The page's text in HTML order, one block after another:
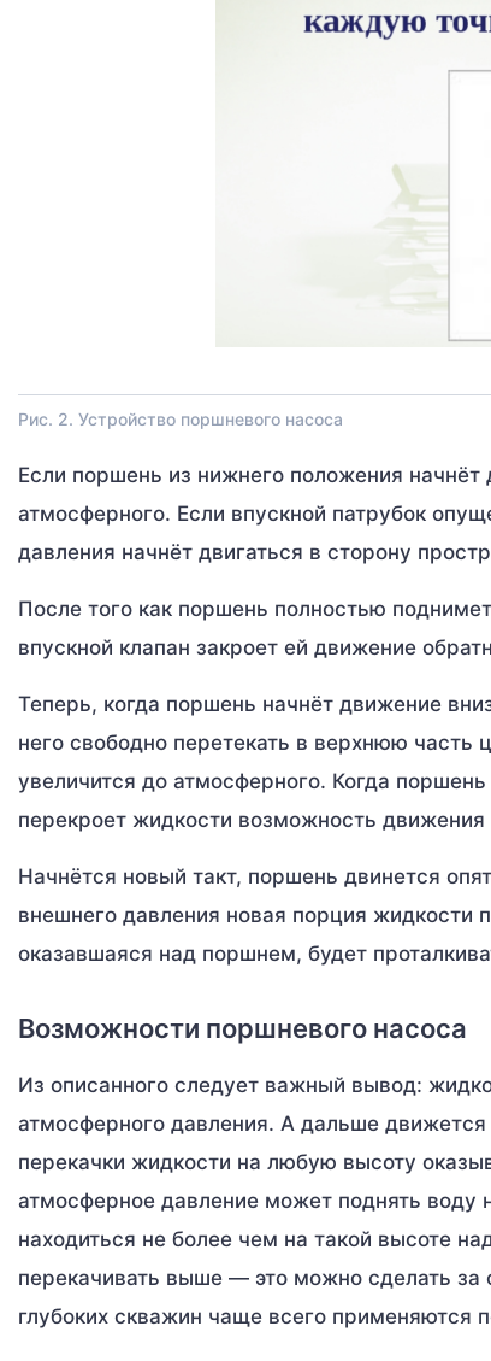
Рис. 2. Устройство поршневого насоса
Если поршень из нижнего положения
атмосферного. Если впускной патрубок
давления начнёт двигаться в сторону
После того как поршень полностью
впускной клапан закроет ей движение
Теперь, когда поршень начнёт движение
него свободно перетекать в верхнюю
увеличится до атмосферного. Когда
перекроет жидкости возможность
Начнётся новый такт, поршень двинется
внешнего давления новая порция жидкости
оказавшаяся над поршнем, будет
Возможности поршневого насоса
Из описанного следует важный вывод:
атмосферного давления. А дальше
перекачки жидкости на любую высоту
атмосферное давление может поднять
находиться не более чем на такой высоте
перекачивать выше — это можно сделать за
глубоких скважин чаще всего применяются